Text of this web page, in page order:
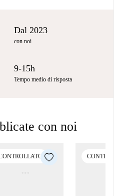
Dal 2023
con noi
9-15h
Tempo medio di risposta
con noi